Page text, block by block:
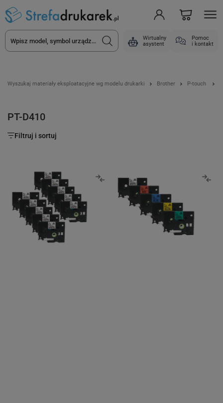
Wirtualny
asystent
Pomoc
i kontakt
Wyszukaj materiały eksploatacyjne wg modelu drukarki Brother P-touch
PT-D410
Filtruj i sortuj